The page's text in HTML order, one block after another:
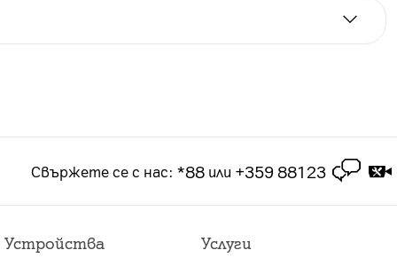
срок от 2 години. Цените на лизинг са за
абонамент за посочения тарифен план.
в рамките на 3 месеца срок на абонамента
или на сключването на договора за продажба
условия, възможността за предоставяне на
Свържете се с нас: *88 или +359 88123
Устройства Услуги